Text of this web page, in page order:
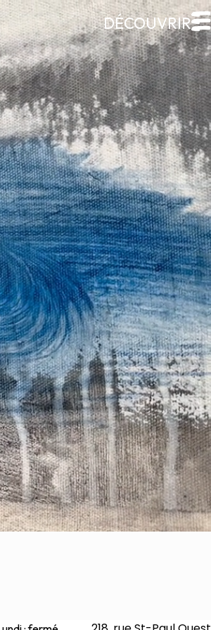
FERMER
Galerie Roccia
Desjardins
Desjardins
Démarche
Inspirations
CV
Portfolio
Peintures
Sculptures
Petits grimpeurs
Études
Sculptures monumentales
Filmographie
Quoi de neuf
Actualités
Revue de presse